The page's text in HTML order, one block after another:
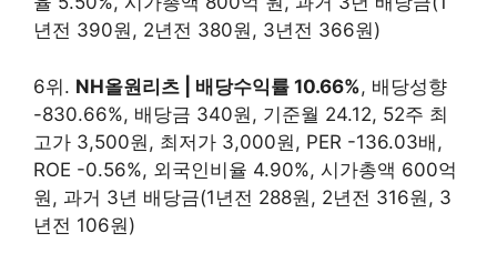
년전 390원, 2년전 380원, 3년전 366원)
6위. NH올원리츠 | 배당수익률 10.66%, 배당성향
-830.66%, 배당금 340원, 기준월 24.12, 52주 최
고가 3,500원, 최저가 3,000원, PER -136.03배,
ROE -0.56%, 외국인비율 4.90%, 시가총액 600억
원, 과거 3년 배당금(1년전 288원, 2년전 316원, 3
년전 106원)